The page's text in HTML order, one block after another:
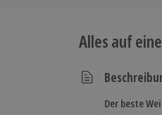
Alles auf
Der beste